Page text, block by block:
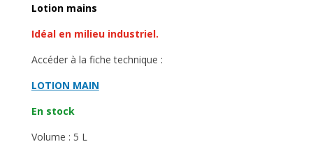
Lotion mains
Idéal en milieu industriel.
Accéder à la fiche technique :
LOTION MAIN
En stock
Volume : 5 L